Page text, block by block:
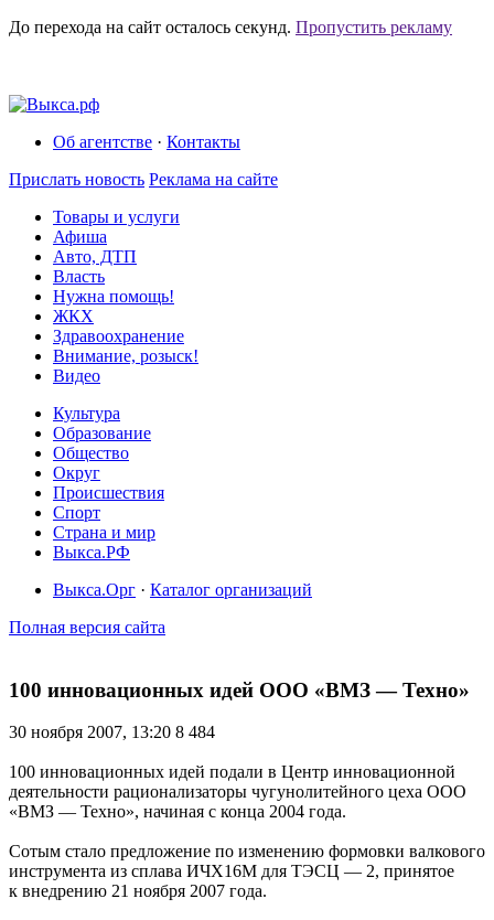
До перехода на сайт осталось секунд. Пропустить рекламу
Об агентстве · Контакты
Прислать новость Реклама на сайте
Товары и услуги
Афиша
Авто, ДТП
Власть
Нужна помощь!
ЖКХ
Здравоохранение
Внимание, розыск!
Видео
Культура
Образование
Общество
Округ
Происшествия
Спорт
Страна и мир
Выкса.РФ
Выкса.Орг · Каталог организаций
Полная версия сайта
100 инновационных идей ООО «ВМЗ — Техно»
30 ноября 2007, 13:20 8 484
100 инновационных идей подали в Центр инновационной
деятельности рационализаторы чугунолитейного цеха ООО
«ВМЗ — Техно», начиная с конца 2004 года.
Сотым стало предложение по изменению формовки валкового
инструмента из сплава ИЧХ16М для ТЭСЦ — 2, принятое
к внедрению 21 ноября 2007 года.